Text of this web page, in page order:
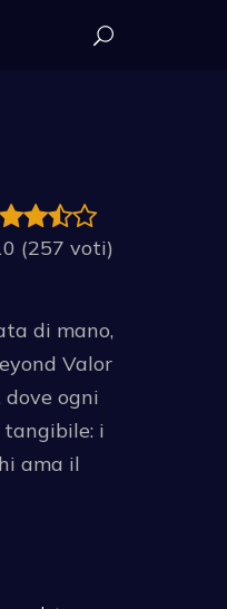
(257 voti)
di mano,
Valor
ogni
tangibile: i
ama il